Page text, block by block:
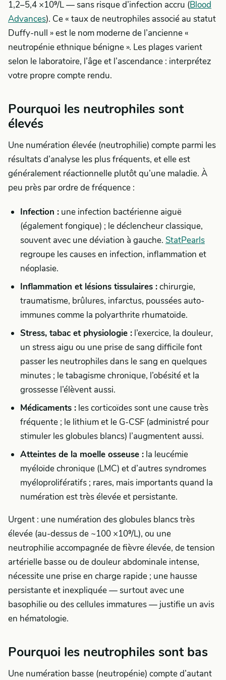
1,2–5,4 ×10⁹/L — sans risque d’infection accru (Blood
Advances). Ce « taux de neutrophiles associé au statut
Duffy-null » est le nom moderne de l’ancienne «
neutropénie ethnique bénigne ». Les plages varient
selon le laboratoire, l’âge et l’ascendance : interprétez
votre propre compte rendu.
Pourquoi les neutrophiles sont
élevés
Une numération élevée (neutrophilie) compte parmi les
résultats d’analyse les plus fréquents, et elle est
généralement réactionnelle plutôt qu’une maladie. À
peu près par ordre de fréquence :
Infection : une infection bactérienne aiguë
(également fongique) ; le déclencheur classique,
souvent avec une déviation à gauche. StatPearls
regroupe les causes en infection, inflammation et
néoplasie.
Inflammation et lésions tissulaires :chirurgie,
traumatisme, brûlures, infarctus, poussées auto-
immunes comme la polyarthrite rhumatoïde.
Stress, tabac et physiologie : l’exercice, la douleur,
un stress aigu ou une prise de sang difficile font
passer les neutrophiles dans le sang en quelques
minutes ; le tabagisme chronique, l’obésité et la
grossesse l’élèvent aussi.
Médicaments : les corticoïdes sont une cause très
fréquente ; le lithium et le G-CSF (administré pour
stimuler les globules blancs) l’augmentent aussi.
Atteintes de la moelle osseuse : la leucémie
myéloïde chronique (LMC) et d’autres syndromes
myéloprolifératifs ; rares, mais importants quand la
numération est très élevée et persistante.
Urgent : une numération des globules blancs très
élevée (au-dessus de ~100 ×10⁹/L), ou une
neutrophilie accompagnée de fièvre élevée, de tension
artérielle basse ou de douleur abdominale intense,
nécessite une prise en charge rapide ; une hausse
persistante et inexpliquée — surtout avec une
basophilie ou des cellules immatures — justifie un avis
en hématologie.
Pourquoi les neutrophiles sont bas
Une numération basse (neutropénie) compte d’autant